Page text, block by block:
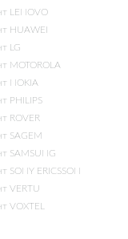
LENOVO
HUAWEI
LG
MOTOROLA
NOKIA
PHILIPS
ROVER
SAGEM
SAMSUNG
SONY ERICSSON
VERTU
VOXTEL